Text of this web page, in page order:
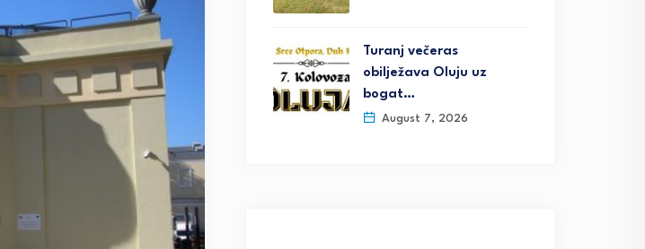
Turanj večeras
obilježava Oluju uz
bogat…
August 7, 2026